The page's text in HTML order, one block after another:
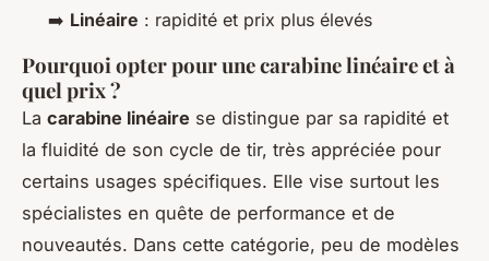
➡️ Linéaire : rapidité et prix plus élevés
Pourquoi opter pour une carabine linéaire et à
quel prix ?
La carabine linéaire se distingue par sa rapidité et
la fluidité de son cycle de tir, très appréciée pour
certains usages spécifiques. Elle vise surtout les
spécialistes en quête de performance et de
nouveautés. Dans cette catégorie, peu de modèles